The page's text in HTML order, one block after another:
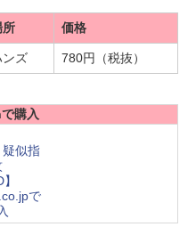
所 価格
ンズ 780円（税抜）
購入
似指
で